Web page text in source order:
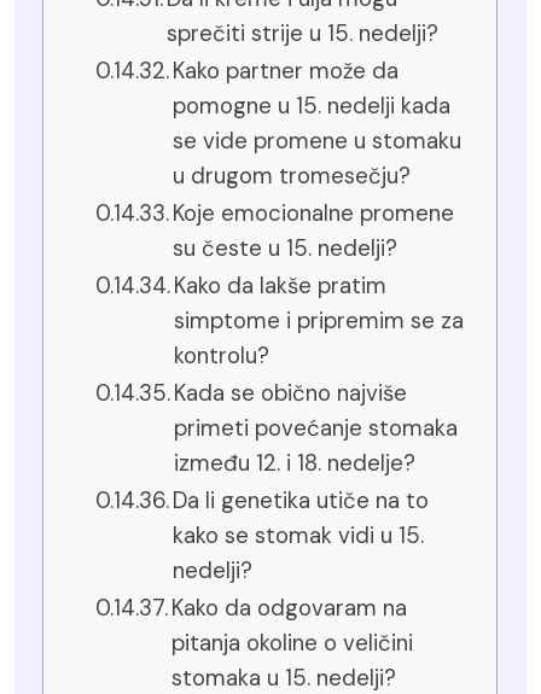
sprečiti strije u 15. nedelji?
Kako partner može da
pomogne u 15. nedelji kada
se vide promene u stomaku
u drugom tromesečju?
Koje emocionalne promene
su česte u 15. nedelji?
Kako da lakše pratim
simptome i pripremim se za
kontrolu?
Kada se obično najviše
primeti povećanje stomaka
između 12. i 18. nedelje?
Da li genetika utiče na to
kako se stomak vidi u 15.
nedelji?
Kako da odgovaram na
pitanja okoline o veličini
stomaka u 15. nedelji?